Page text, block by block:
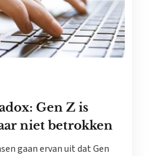
Gen Z is
niet betrokken
gaan ervan uit dat Gen